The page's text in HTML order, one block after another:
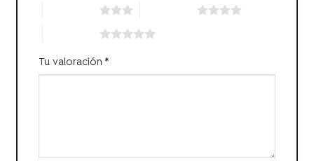
Tu valoración *